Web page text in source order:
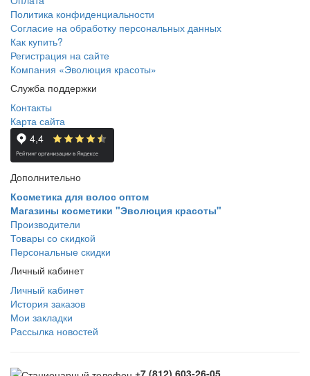
Политика конфиденциальности
Согласие на обработку персональных данных
Как купить?
Регистрация на сайте
Компания «Эволюция красоты»
Служба поддержки
Контакты
Карта сайта
Дополнительно
Косметика для волос оптом
Магазины косметики "Эволюция красоты"
Производители
Товары со скидкой
Персональные скидки
Личный кабинет
Личный кабинет
История заказов
Мои закладки
Рассылка новостей
+7 (812) 603-26-05